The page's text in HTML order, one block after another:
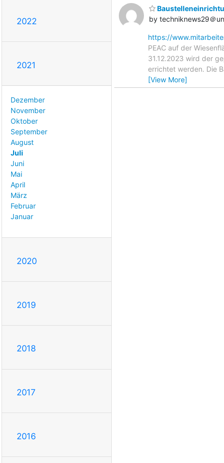
2022
2021
Dezember
November
Oktober
September
August
Juli
Juni
Mai
April
März
Februar
Januar
2020
2019
2018
2017
2016
by techniknews29＠
https://
PEAC auf der
31.12.2023 wird der
errichtet werden. Die
[View More]